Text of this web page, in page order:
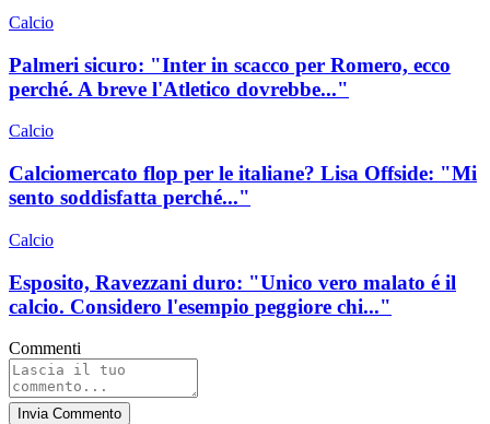
Calcio
Palmeri sicuro: "Inter in scacco per Romero, ecco
perché. A breve l'Atletico dovrebbe..."
Calcio
Calciomercato flop per le italiane? Lisa Offside: "Mi
sento soddisfatta perché..."
Calcio
Esposito, Ravezzani duro: "Unico vero malato é il
calcio. Considero l'esempio peggiore chi..."
Commenti
Invia Commento